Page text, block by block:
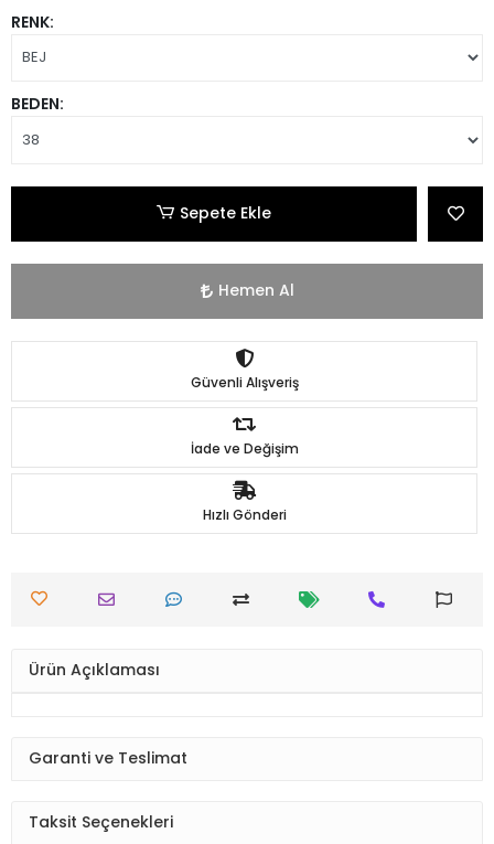
RENK:
BEDEN:
Sepete Ekle
Hemen Al
Güvenli Alışveriş
İade ve Değişim
Hızlı Gönderi
Ürün Açıklaması
Garanti ve Teslimat
Taksit Seçenekleri